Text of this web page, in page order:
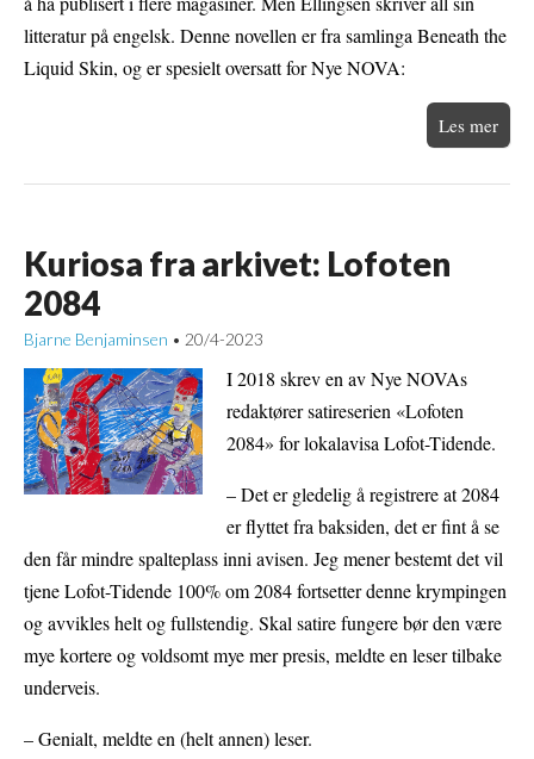
litteratur på engelsk. Denne novellen er fra samlinga Beneath the
Liquid Skin, og er spesielt oversatt for Nye NOVA:
Les mer
Kuriosa fra arkivet: Lofoten
2084
Bjarne Benjaminsen • 20/4-2023
I 2018 skrev en av Nye NOVAs
redaktører satireserien «Lofoten
2084» for lokalavisa Lofot-Tidende.
– Det er gledelig å registrere at 2084
er flyttet fra baksiden, det er fint å se
den får mindre spalteplass inni avisen. Jeg mener bestemt det vil
tjene Lofot-Tidende 100% om 2084 fortsetter denne krympingen
og avvikles helt og fullstendig. Skal satire fungere bør den være
mye kortere og voldsomt mye mer presis, meldte en leser tilbake
underveis.
– Genialt, meldte en (helt annen) leser.